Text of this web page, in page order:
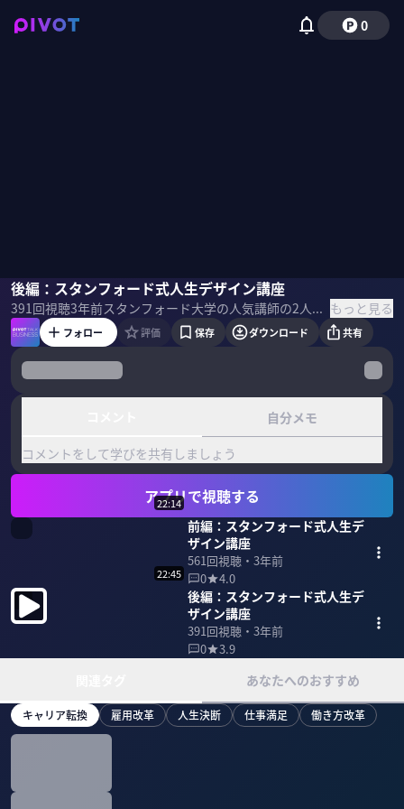
0
後編：スタンフォード式人生デザイン講座
391回視聴3年前 スタンフォード大学の人気講師の2人に、デザイナー目線でより豊かで満足のいく人生を作っていくための思考法・実践法を聞いた。 もっと見る
ビル・バーネットデイヴ・エヴァンス
フォロー 評価 保存 ダウンロード 共有
自分メモ
コメントをして学びを共有しましょう
アプリで視聴する
22:14
前編：スタンフォード式人生デ
ザイン講座
561回視聴・ 3年前
0
4.0
22:45
後編：スタンフォード式人生デ
ザイン講座
391回視聴・ 3年前
0
3.9
あなたへのおすすめ
キャリア転換 雇用改革 人生決断 仕事満足 働き方改革